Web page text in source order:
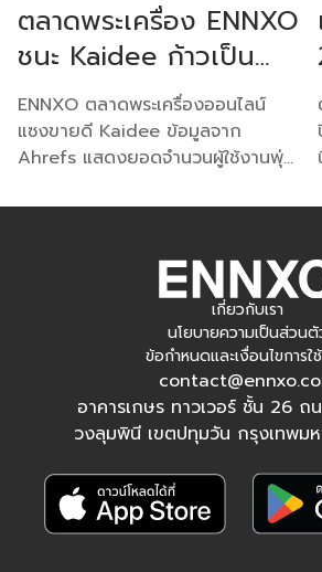
สมัย, กระแสความศรัทธาในพุทธคุณโดดเด่
จะเป็นเรื่องโชคลาภ แคล้วคลาดปลอดภัย
ยังรวมไปถึงความเคารพต่อพระเกจิอาจาร
ตลาดพระเครื่องยังคงคึกคักและขยายตัวอ
สำหรับเหล่านักสะสมหรือใครที่อยากเริ่
พระเครื่องออนไลน์ เอ็นโซ่มีข้อมูลเบื้องต้น
ขายดีที่นิยมซื้อหากันในตลาดโดยแบ่งเป็นป
และประเภทเนื้อพระ มีดังนี้
ประเภทพระเครื่องขายดี นิยมเช่า
ประเภทของพระเครื่องขายดีในปัจจุบัน
ประเภทใหญ่ๆ ด้วยกัน ดังนี้
ตลาดพระเครื่อง ENNXO
ชนะ Kaidee ก้าวเป็น
อันดับ 1 ตลาดชั้นนำ
ENNXO ตลาดพระเครื่องออนไลน์
แซงขายดี Kaidee ข้อมูลจาก
Ahrefs แสดงยอดจำนวนผู้ใช้งานพุ่ง
เครื่อง ยอดนิยมขายดีที่เอ็นโซ่ ครบใน
เกี่ยวกับเรา
นโยบายความเป็นส่วนตั
ข้อกำหนดและเงื่อนไขการใ
อาคารเกษร ทาวเวอร์ ชั้น 26 ถ
วงลุมพินี เขตปทุมวัน กรุงเทพม